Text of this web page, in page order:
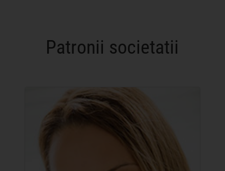
Patronii societatii